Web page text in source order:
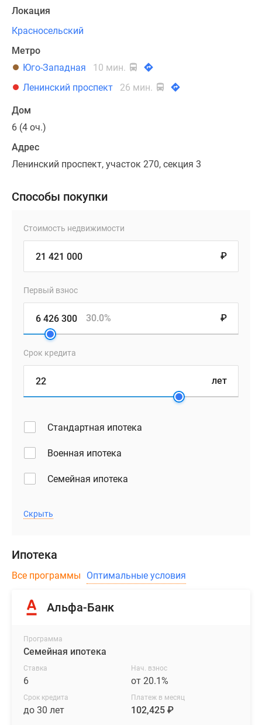
Локация
Красносельский
Метро
Юго-Западная
10 мин.
Ленинский проспект
26 мин.
Дом
6 (4 оч.)
Адрес
Ленинский проспект, участок 270, секция 3
Способы покупки
Стоимость недвижимости
₽
Первый взнос
₽
30.0%
Срок кредита
лет
Стандартная ипотека
Военная ипотека
Семейная ипотека
Скрыть
Ипотека
Все программы Оптимальные условия
Альфа-Банк
Программа
Семейная ипотека
Ставка
6
Нач. взнос
от 20.1%
Срок кредита
до 30 лет
Платеж в месяц
102,425 ₽